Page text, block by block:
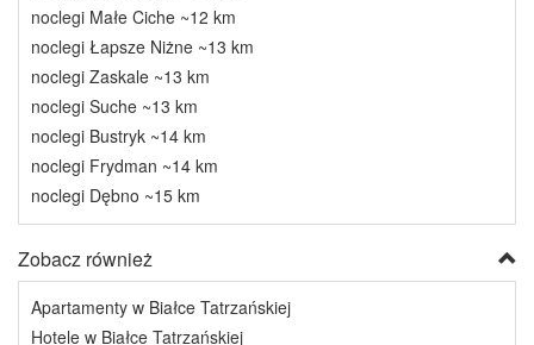
noclegi Małe Ciche ~12 km
noclegi Łapsze Niżne ~13 km
noclegi Zaskale ~13 km
noclegi Suche ~13 km
noclegi Bustryk ~14 km
noclegi Frydman ~14 km
noclegi Dębno ~15 km
Zobacz również
Apartamenty w Białce Tatrzańskiej
Hotele w Białce Tatrzańskiej